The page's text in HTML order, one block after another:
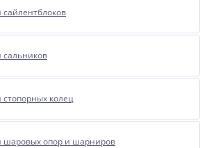
колец
шаровых опор и шарниров